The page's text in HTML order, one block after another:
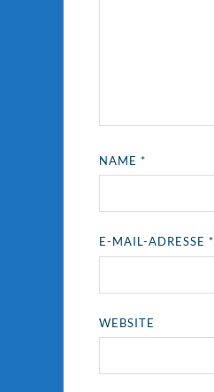
NAME*
E-MAIL-ADRESSE*
WEBSITE